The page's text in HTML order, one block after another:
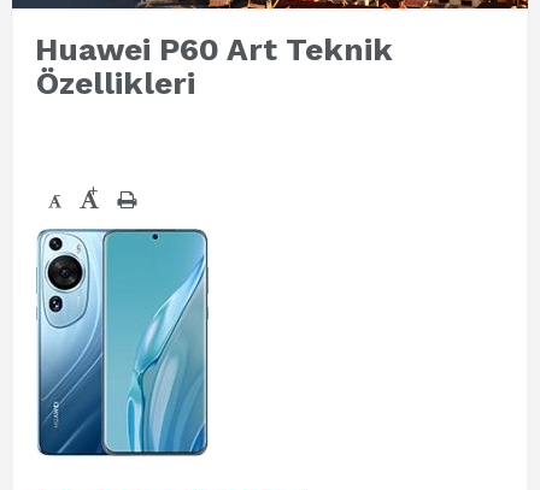
Huawei P60 Art Teknik
Özellikleri
- +